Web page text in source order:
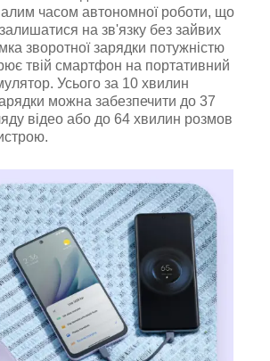
часом автономної роботи, що
на зв'язку без зайвих
зворотної зарядки потужністю
твій смартфон на портативний
Усього за 10 хвилин
можна забезпечити до 37
відео або до 64 хвилин розмов